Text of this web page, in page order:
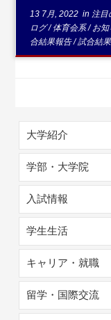
13 7月, 2022 in 注
ログ/体育会系/お
合結果報告/試合結
大学紹介
学部・大学院
入試情報
学生生活
キャリア・就職
留学・国際交流